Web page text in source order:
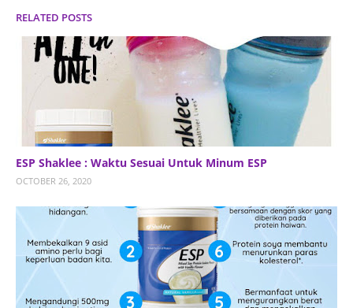
RELATED POSTS
ESP Shaklee : Waktu Sesuai Untuk Minum ESP
OCTOBER 26, 2020